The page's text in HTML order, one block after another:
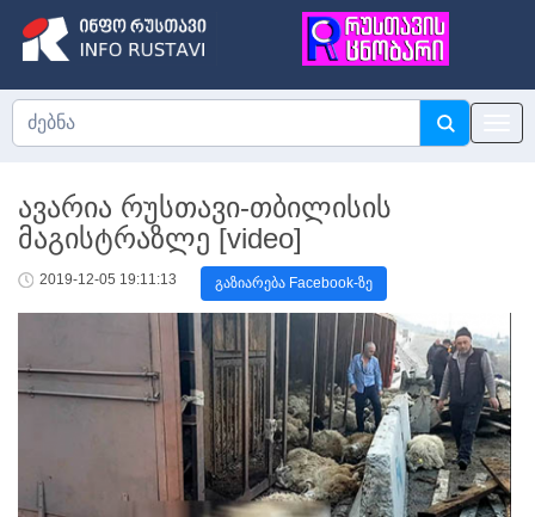
ავარია რუსთავი-თბილისის
მაგისტრაზლე [video]
2019-12-05 19:11:13 გაზიარება Facebook-ზე